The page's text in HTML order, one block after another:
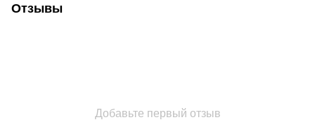
Отзывы
Добавьте первый отзыв